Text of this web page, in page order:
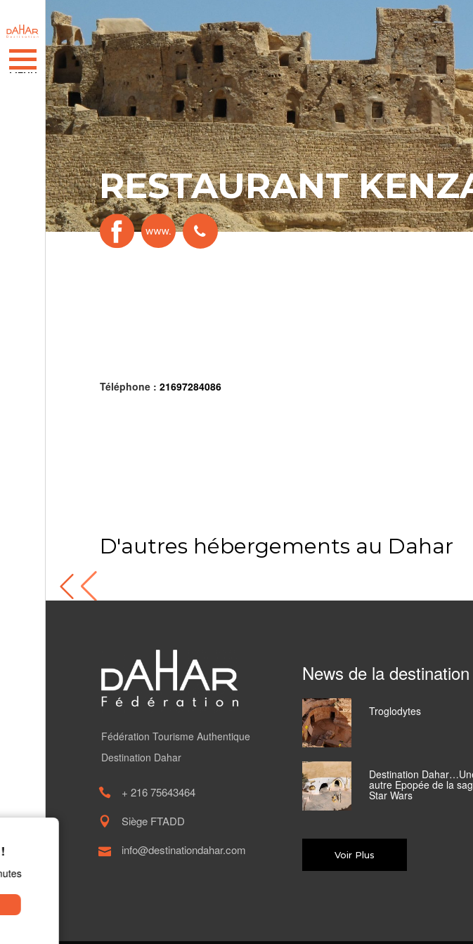
nous avons besoin de votre feedback !
RESTAURANT
Téléphone : 21697284086
D'autres hébergements au Dahar
Fédération Tourisme Authentique
Destination Dahar
+ 216 75643464
Siège FTADD
info@destinationdahar.com
News de la destination
Troglodytes
Destination
autre Epopée de la
Star Wars
Voir Plus